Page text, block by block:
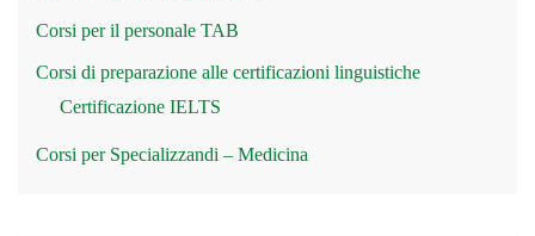
Corsi per il personale TAB
Corsi di preparazione alle certificazioni linguistiche
Certificazione IELTS
Corsi per Specializzandi – Medicina